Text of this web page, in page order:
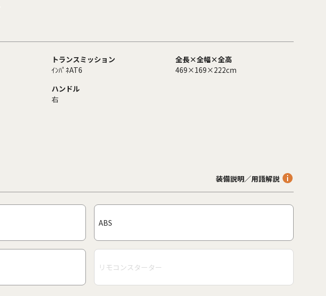
トランスミッション
ｲﾝﾊﾟﾈAT6
全長×全幅×全高
469×169×222cm
ハンドル
右
装備説明／用語解説
ABS
リモコンスターター